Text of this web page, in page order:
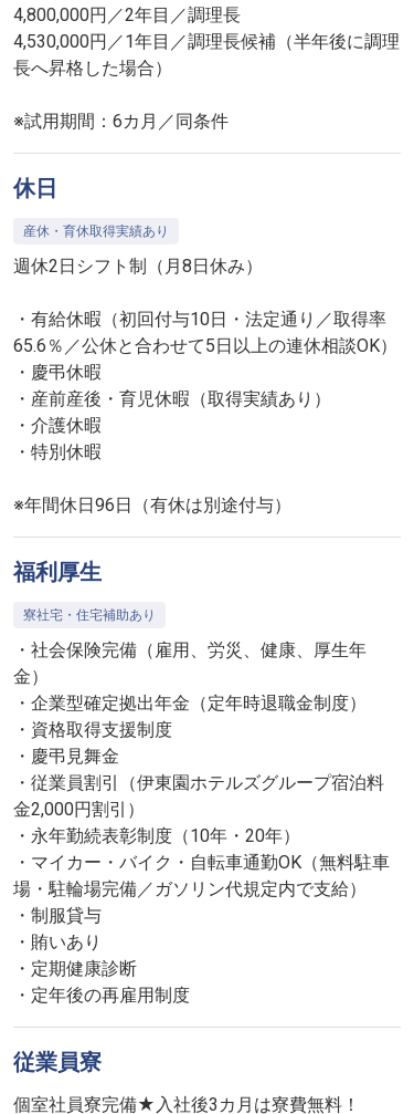
4,800,000円／2年目／調理長
4,530,000円／1年目／調理長候補（半年後に調理
長へ昇格した場合）
※試用期間：6カ月／同条件
休日
産休・育休取得実績あり
週休2日シフト制（月8日休み）
・有給休暇（初回付与10日・法定通り／取得率
65.6％／公休と合わせて5日以上の連休相談OK）
・慶弔休暇
・産前産後・育児休暇（取得実績あり）
・介護休暇
・特別休暇
※年間休日96日（有休は別途付与）
福利厚生
寮社宅・住宅補助あり
・社会保険完備（雇用、労災、健康、厚生年
金）
・企業型確定拠出年金（定年時退職金制度）
・資格取得支援制度
・慶弔見舞金
・従業員割引（伊東園ホテルズグループ宿泊料
金2,000円割引）
・永年勤続表彰制度（10年・20年）
・マイカー・バイク・自転車通勤OK（無料駐車
場・駐輪場完備／ガソリン代規定内で支給）
・制服貸与
・賄いあり
・定期健康診断
・定年後の再雇用制度
従業員寮
個室社員寮完備★入社後3カ月は寮費無料！